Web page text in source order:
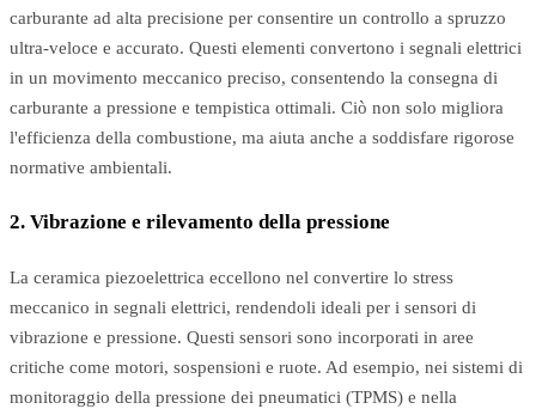
carburante ad alta precisione per consentire un controllo a spruzzo
ultra-veloce e accurato. Questi elementi convertono i segnali elettrici
in un movimento meccanico preciso, consentendo la consegna di
carburante a pressione e tempistica ottimali. Ciò non solo migliora
l'efficienza della combustione, ma aiuta anche a soddisfare rigorose
normative ambientali.
2. Vibrazione e rilevamento della pressione
La ceramica piezoelettrica eccellono nel convertire lo stress
meccanico in segnali elettrici, rendendoli ideali per i sensori di
vibrazione e pressione. Questi sensori sono incorporati in aree
critiche come motori, sospensioni e ruote. Ad esempio, nei sistemi di
monitoraggio della pressione dei pneumatici (TPMS) e nella